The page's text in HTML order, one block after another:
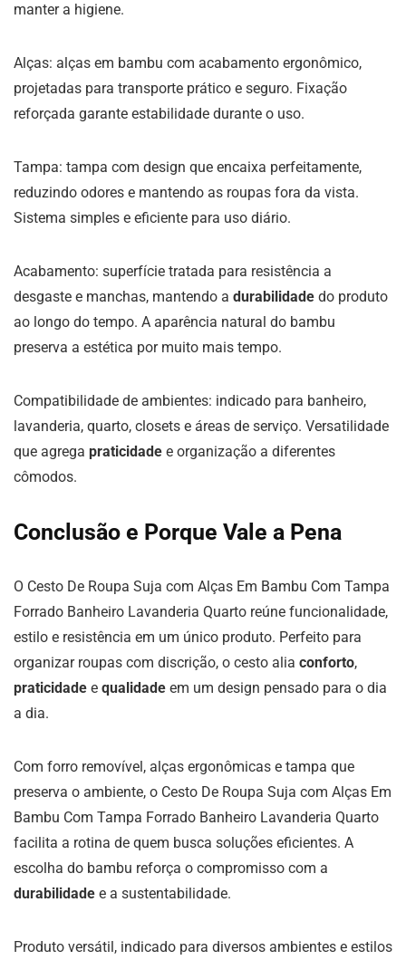
manter a higiene.
Alças: alças em bambu com acabamento ergonômico,
projetadas para transporte prático e seguro. Fixação
reforçada garante estabilidade durante o uso.
Tampa: tampa com design que encaixa perfeitamente,
reduzindo odores e mantendo as roupas fora da vista.
Sistema simples e eficiente para uso diário.
Acabamento: superfície tratada para resistência a
desgaste e manchas, mantendo a durabilidade do produto
ao longo do tempo. A aparência natural do bambu
preserva a estética por muito mais tempo.
Compatibilidade de ambientes: indicado para banheiro,
lavanderia, quarto, closets e áreas de serviço. Versatilidade
que agrega praticidade e organização a diferentes
cômodos.
Conclusão e Porque Vale a Pena
O Cesto De Roupa Suja com Alças Em Bambu Com Tampa
Forrado Banheiro Lavanderia Quarto reúne funcionalidade,
estilo e resistência em um único produto. Perfeito para
organizar roupas com discrição, o cesto alia conforto,
praticidade e qualidade em um design pensado para o dia
a dia.
Com forro removível, alças ergonômicas e tampa que
preserva o ambiente, o Cesto De Roupa Suja com Alças Em
Bambu Com Tampa Forrado Banheiro Lavanderia Quarto
facilita a rotina de quem busca soluções eficientes. A
escolha do bambu reforça o compromisso com a
durabilidade e a sustentabilidade.
Produto versátil, indicado para diversos ambientes e estilos